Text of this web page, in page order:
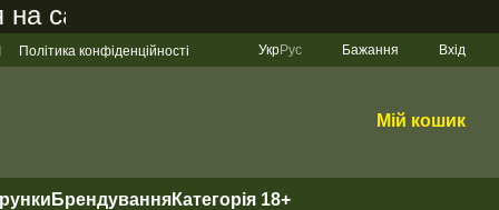
становить 200 грн
Політика конфіденційності УкрРус Бажання Вхід
Мій кошик
БрендуванняКатегорія 18+